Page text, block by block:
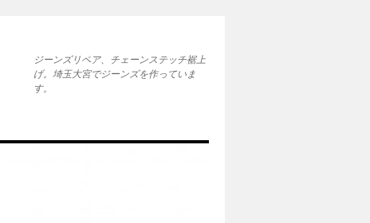
ジーンズリペア、チェーンステッチ裾上
げ。埼玉大宮でジーンズを作っていま
す。